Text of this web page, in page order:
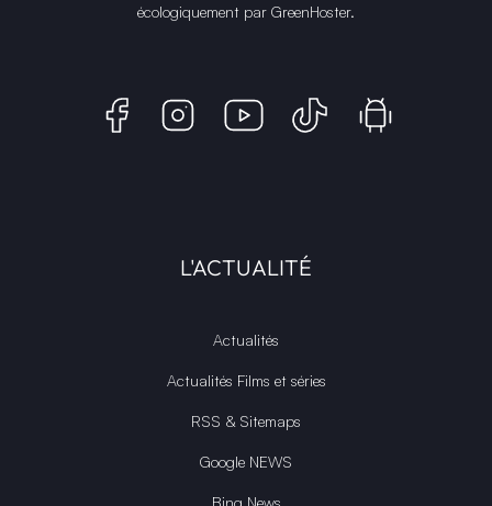
écologiquement par GreenHoster.
L'ACTUALITÉ
Actualités
Actualités Films et séries
RSS & Sitemaps
Google NEWS
Bing News